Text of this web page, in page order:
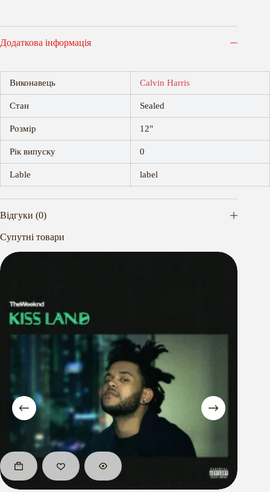
Додаткова інформація
Виконавець Calvin Harris
Стан Sealed
Розмір 12"
Рік випуску 0
Lable label
Відгуки (0)
Супутні товари